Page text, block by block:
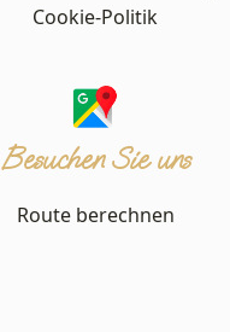
Cookie-Politik
Besuchen Sie uns
Route berechnen